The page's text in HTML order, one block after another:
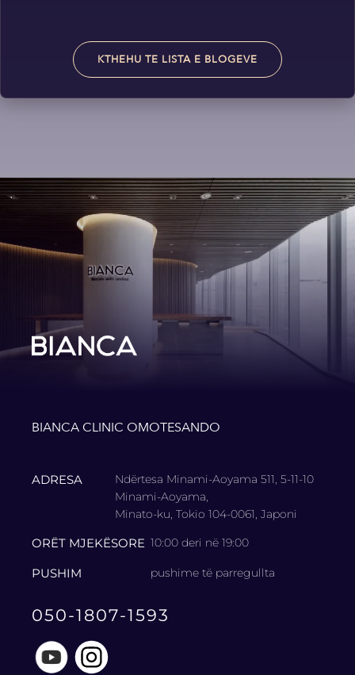
KTHEHU TE LISTA E BLOGEVE
BIANCA CLINIC OMOTESANDO
ADRESA
Ndërtesa Minami-Aoyama 511, 5-11-10
Minami-Aoyama,
Minato-ku, Tokio 104-0061, Japoni
ORËT MJEKËSORE 10:00 deri në 19:00
PUSHIM pushime të parregullta
050-1807-1593